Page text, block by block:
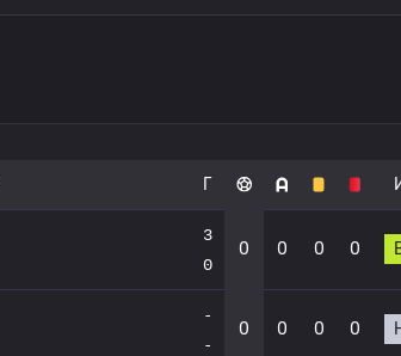
Г
3
0
0 0 0 0
-
-
0 0 0 0